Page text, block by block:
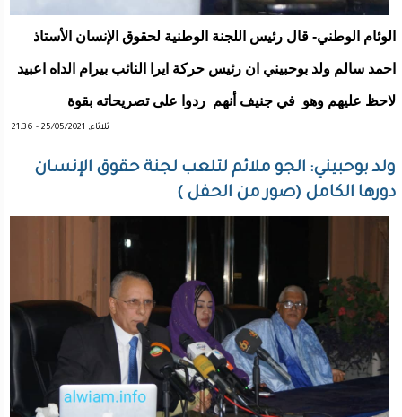
الوئام الوطني- قال رئيس اللجنة الوطنية لحقوق الإنسان الأستاذ
احمد سالم ولد بوحبيني ان رئيس حركة ايرا النائب بيرام الداه اعبيد
لاحظ عليهم وهو في جنيف أنهم ردوا على تصريحاته بقوة
ثلاثاء, 25/05/2021 - 21:36
ولد بوحبيني: الجو ملائم لتلعب لجنة حقوق الإنسان
دورها الكامل (صور من الحفل )